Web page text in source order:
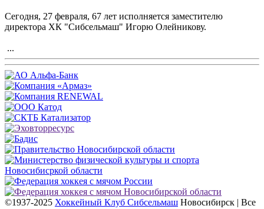
Сегодня, 27 февраля, 67 лет исполняется заместителю
директора ХК "Сибсельмаш" Игорю Олейникову.
...
©1937-2025 Хоккейный Клуб Сибсельмаш Новосибирск | Все